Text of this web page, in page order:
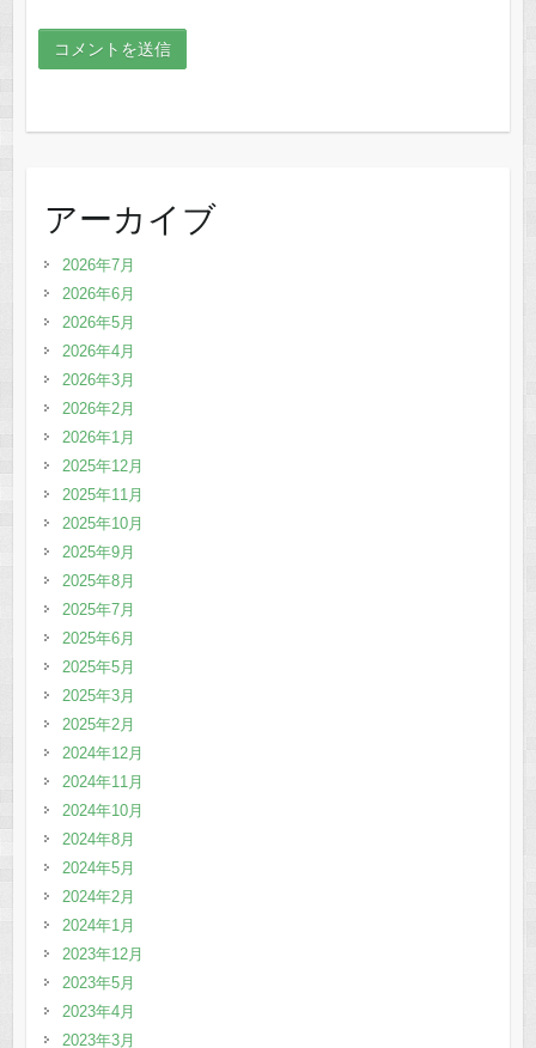
アーカイブ
2026年7月
2026年6月
2026年5月
2026年4月
2026年3月
2026年2月
2026年1月
2025年12月
2025年11月
2025年10月
2025年9月
2025年8月
2025年7月
2025年6月
2025年5月
2025年3月
2025年2月
2024年12月
2024年11月
2024年10月
2024年8月
2024年5月
2024年2月
2024年1月
2023年12月
2023年5月
2023年4月
2023年3月